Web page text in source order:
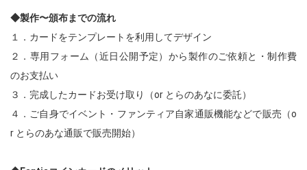
◆製作〜頒布までの流れ
１．カードをテンプレートを利用してデザイン
２．専用フォーム（近日公開予定）から製作のご依頼と・制作費
のお支払い
３．完成したカードお受け取り（or とらのあなに委託）
４．ご自身でイベント・ファンティア自家通販機能などで販売（o
r とらのあな通販で販売開始）